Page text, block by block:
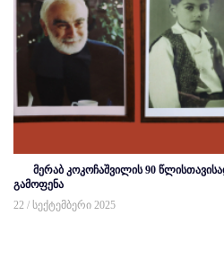
მერაბ კოკოჩაშვილის 90
გამოფენა
22 / სექტემბერი 2025